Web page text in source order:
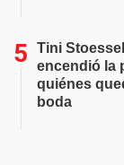
Tini
encendió la
quiénes
boda